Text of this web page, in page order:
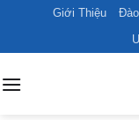
content
Giới Thiệu